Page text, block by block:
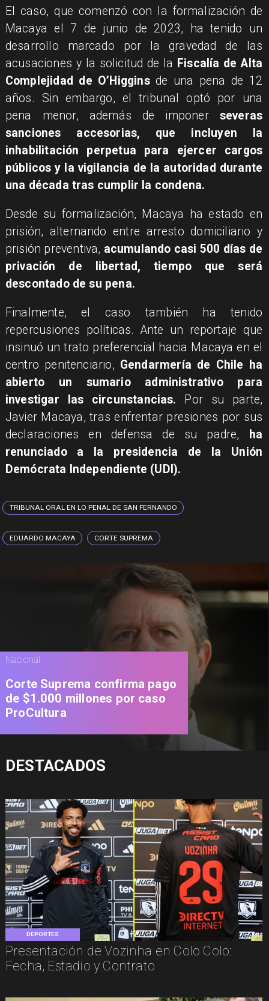
El caso, que comenzó con la formalización de
Macaya el 7 de junio de 2023, ha tenido un
desarrollo marcado por la gravedad de las
acusaciones y la solicitud de la Fiscalía de Alta
Complejidad de O’Higginsde una pena de 12
años. Sin embargo, el tribunal optó por una
pena menor, además de imponer severas
sanciones accesorias, que incluyen la
inhabilitación perpetua para ejercer cargos
públicos y la vigilancia de la autoridad durante
una década tras cumplir la condena.
Desde su formalización, Macaya ha estado en
prisión, alternando entre arresto domiciliario y
prisión preventiva, acumulando casi 500 días de
privación de libertad, tiempo que será
descontado de su pena.
Finalmente, el caso también ha tenido
repercusiones políticas. Ante un reportaje que
insinuó un trato preferencial hacia Macaya en el
centro penitenciario, Gendarmería de Chile ha
abierto un sumario administrativo para
investigar las circunstancias. Por su parte,
Javier Macaya, tras enfrentar presiones por sus
declaraciones en defensa de su padre,
ha
renunciado a la presidencia de la Unión
Demócrata Independiente (UDI).
TRIBUNAL ORAL EN LO PENAL DE SAN FERNANDO
EDUARDO MACAYA CORTE SUPREMA
DEPORTES
Presentación de Vozinha en Colo Colo:
Fecha, Estadio y Contrato
Nacional
Corte Suprema confirma pago
de $1.000 millones por caso
ProCultura
DESTACADOS